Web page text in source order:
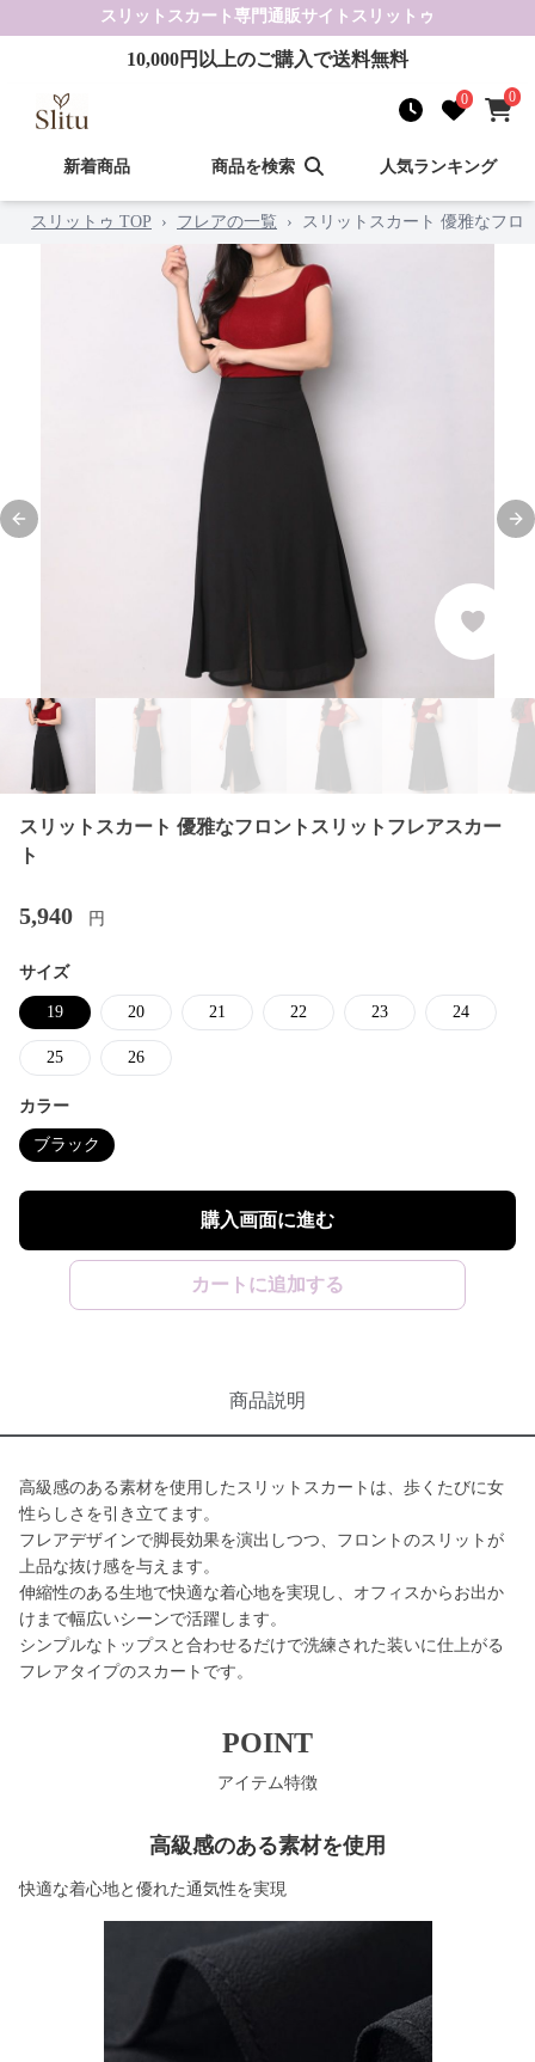
スリットスカート 専門通販サイト スリットゥ
10,000円以上のご購入で送料無料
0 0
新着商品 商品を検索 人気ランキング
スリットゥ TOP › フレアの一覧 › スリットスカート 優雅なフロ
Previous slide
スリットスカート 優雅なフロントスリットフレアスカー
ト
5,940 円
サイズ
19 20 21 22 23 24
25 26
カラー
ブラック
購入画面に進む
カートに追加する
商品説明
高級感のある素材を使用したスリットスカートは、歩くたびに女
性らしさを引き立てます。
フレアデザインで脚長効果を演出しつつ、フロントのスリットが
上品な抜け感を与えます。
伸縮性のある生地で快適な着心地を実現し、オフィスからお出か
けまで幅広いシーンで活躍します。
シンプルなトップスと合わせるだけで洗練された装いに仕上がる
フレアタイプのスカートです。
POINT
アイテム特徴
高級感のある素材を使用
快適な着心地と優れた通気性を実現